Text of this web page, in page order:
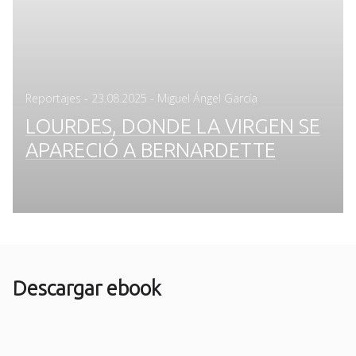
Reportajes - Posted
23.08.2025 - Miguel Ángel García
LOURDES, DONDE LA VIRGEN SE
APARECIÓ A BERNARDETTE
Descargar ebook